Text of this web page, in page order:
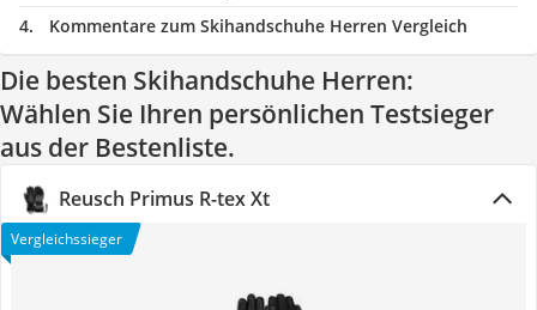
Kommentare zum Skihandschuhe Herren Vergleich
Die besten Skihandschuhe Herren:
Wählen Sie Ihren persönlichen Testsieger
aus der Bestenliste.
Reusch Primus R-tex Xt
Vergleichssieger